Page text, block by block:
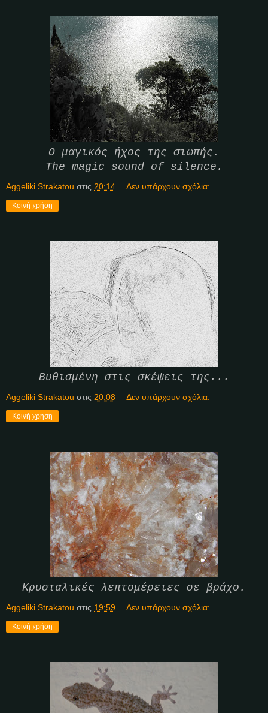
Ο μαγικός ήχος της σιωπής.
The magic sound of silence.
Aggeliki Strakatou στις 20:14 Δεν υπάρχουν σχόλια:
Κοινή χρήση
Βυθισμένη στις σκέψεις της...
Aggeliki Strakatou στις 20:08 Δεν υπάρχουν σχόλια:
Κοινή χρήση
Κρυσταλικές λεπτομέρειες σε βράχο.
Aggeliki Strakatou στις 19:59 Δεν υπάρχουν σχόλια:
Κοινή χρήση